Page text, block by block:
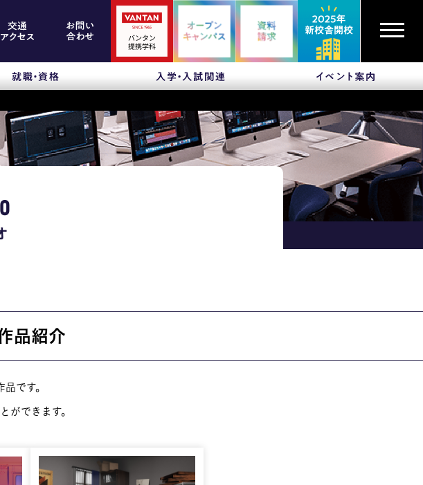
なさま
なさま
合わせ
クセス
報公開
る質問
報保護
プ
品紹介
です。
ができます。